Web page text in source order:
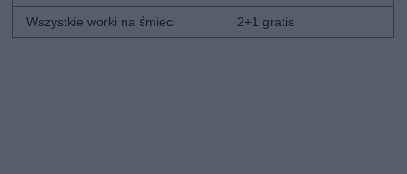
Wszystkie worki na śmieci 2+1 gratis